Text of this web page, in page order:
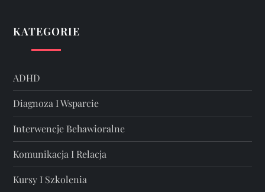
KATEGORIE
ADHD
Diagnoza I Wsparcie
Interwencje Behawioralne
Komunikacja I Relacja
Kursy I Szkolenia